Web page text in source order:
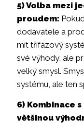
5) Volba mezi
proudem:
dodavatele a
mít třífázový
své výhody, ale
velký smysl.
systému, ale ten
6) Kombinace
většinou